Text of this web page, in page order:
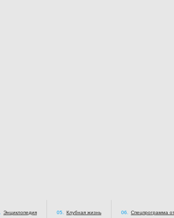
Энциклопедия 05. Клубная жизнь 06. Спецпрограмма